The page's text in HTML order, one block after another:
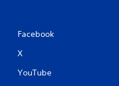
Facebook
X
YouTube